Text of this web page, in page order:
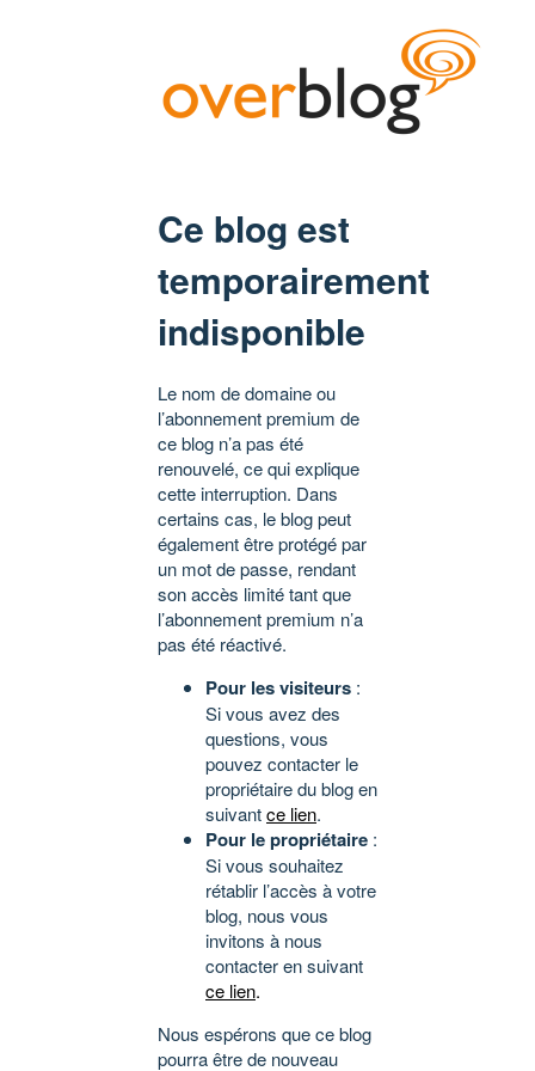
Ce blog est
temporairement
indisponible
Le nom de domaine ou
l’abonnement premium de
ce blog n’a pas été
renouvelé, ce qui explique
cette interruption. Dans
certains cas, le blog peut
également être protégé par
un mot de passe, rendant
son accès limité tant que
l’abonnement premium n’a
pas été réactivé.
Pour les visiteurs :
Si vous avez des
questions, vous
pouvez contacter le
propriétaire du blog en
suivantce lien.
Pour le propriétaire :
Si vous souhaitez
rétablir l’accès à votre
blog, nous vous
invitons à nous
contacter en suivant
ce lien.
Nous espérons que ce blog
pourra être de nouveau